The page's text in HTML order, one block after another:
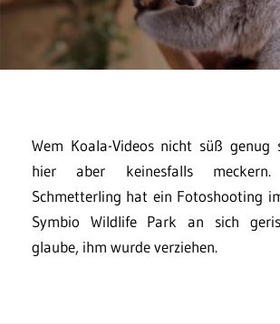
Wem Koala-Videos nicht süß genug
hier aber keinesfalls
Schmetterling hat ein Fotoshooting
Symbio Wildlife Park an sich
glaube, ihm wurde verziehen.